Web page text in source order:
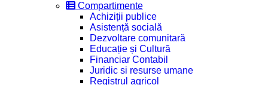
Compartimente
Achiziții publice
Asistență socială
Dezvoltare comunitară
Educație și Cultură
Financiar Contabil
Juridic si resurse umane
Registrul agricol